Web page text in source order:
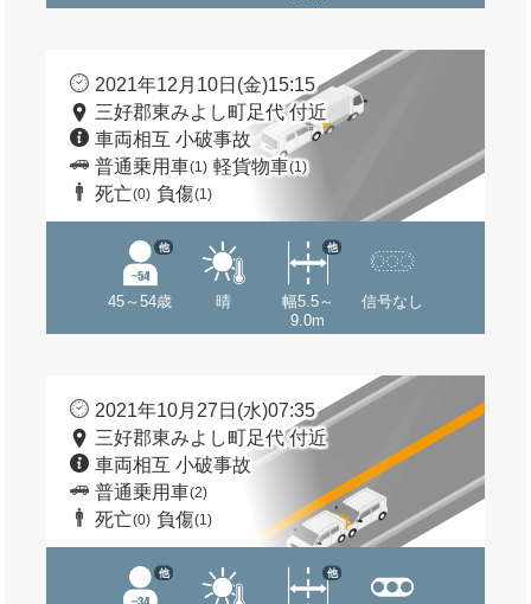
2021年12月10日(金)15:15
三好郡東みよし町足代 付近
車両相互 小破事故
普通乗用車(1) 軽貨物車(1)
死亡(0) 負傷(1)
45～54歳
他
晴
幅5.5～
9.0m
他
信号なし
2021年10月27日(水)07:35
三好郡東みよし町足代 付近
車両相互 小破事故
普通乗用車(2)
死亡(0) 負傷(1)
他 他